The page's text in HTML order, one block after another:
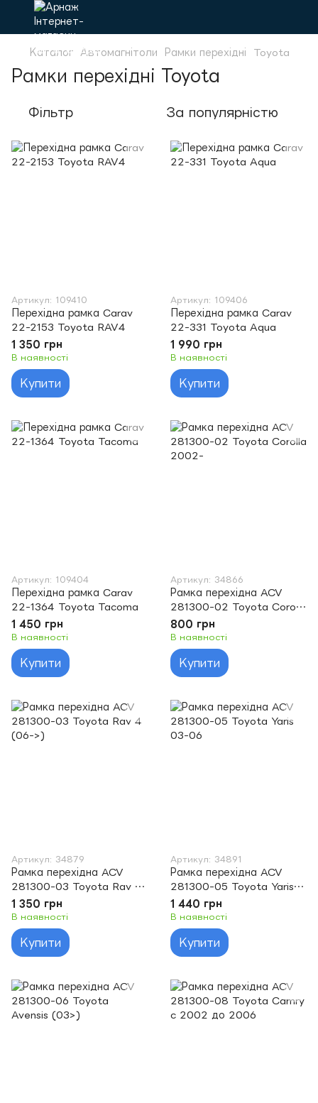
Каталог Автомагнітоли Рамки перехідні Toyota
Рамки перехідні Toyota
Фільтр За популярністю
Артикул: 109410
Перехідна рамка Carav
22-2153 Toyota RAV4
1 350 грн
В наявності
Купити
Артикул: 109406
Перехідна рамка Carav
22-331 Toyota Aqua
1 990 грн
В наявності
Купити
Артикул: 109404
Перехідна рамка Carav
22-1364 Toyota Tacoma
1 450 грн
В наявності
Купити
Артикул: 34866
Рамка перехідна ACV
281300-02 Toyota Corolla
2002-
800 грн
В наявності
Купити
Артикул: 34879
Рамка перехідна ACV
281300-03 Toyota Rav 4
(06->)
1 350 грн
В наявності
Купити
Артикул: 34891
Рамка перехідна ACV
281300-05 Toyota Yaris
03-06
1 440 грн
В наявності
Купити